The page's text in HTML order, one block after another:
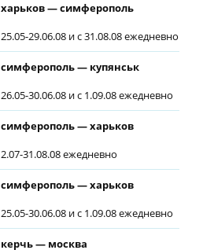
харьков — симферополь
25.05-29.06.08 и с 31.08.08 ежедневно
симферополь — купянськ
26.05-30.06.08 и с 1.09.08 ежедневно
симферополь — харьков
2.07-31.08.08 ежедневно
симферополь — харьков
25.05-30.06.08 и с 1.09.08 ежедневно
керчь — москва